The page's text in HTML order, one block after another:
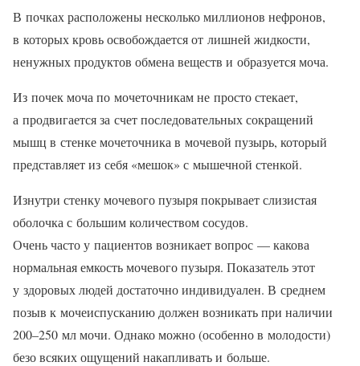
В почках расположены несколько миллионов нефронов,
в которых кровь освобождается от лишней жидкости,
ненужных продуктов обмена веществ и образуется моча.
Из почек моча по мочеточникам не просто стекает,
а продвигается за счет последовательных сокращений
мышц в стенке мочеточника в мочевой пузырь, который
представляет из себя «мешок» с мышечной стенкой.
Изнутри стенку мочевого пузыря покрывает слизистая
оболочка с большим количеством сосудов.
Очень часто у пациентов возникает вопрос — какова
нормальная емкость мочевого пузыря. Показатель этот
у здоровых людей достаточно индивидуален. В среднем
позыв к мочеиспусканию должен возникать при наличии
200–250 мл мочи. Однако можно (особенно в молодости)
безо всяких ощущений накапливать и больше.